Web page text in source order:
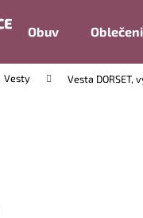
Obuv
Vesty Vesta DORSET,